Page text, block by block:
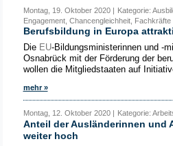
Montag, 19. Oktober 2020 | Kategorie:
Engagement, Chancengleichheit, Fachkräfte
Berufsbildung in Europa
Die EU-Bildungsministerinnen und -
Osnabrück mit der Förderung der
wollen die Mitgliedstaaten auf
mehr »
Montag, 12. Oktober 2020 | Kategorie:
Anteil der Ausländerinnen und
weiter hoch